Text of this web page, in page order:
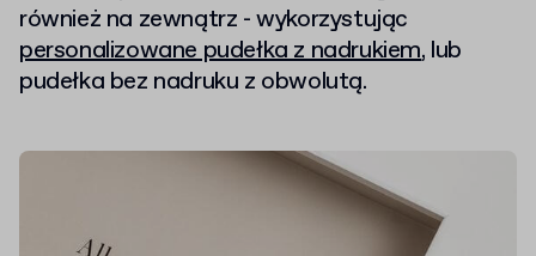
również na zewnątrz - wykorzystując
personalizowane pudełka z nadrukiem, lub
pudełka bez nadruku z obwolutą.